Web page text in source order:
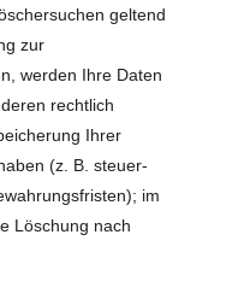
geltend
zur
werden Ihre Daten
rechtlich
Ihrer
(z. B. steuer-
im
Löschung nach